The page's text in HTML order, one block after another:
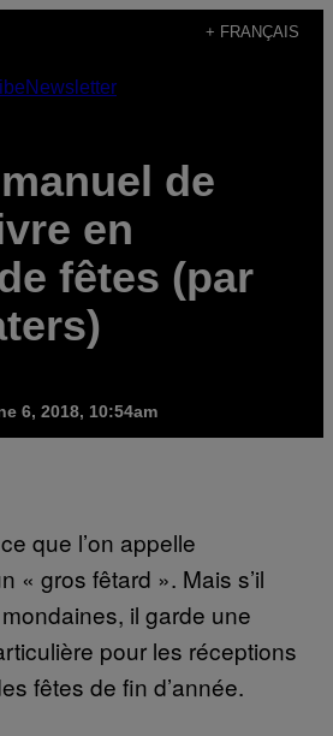
+ FRANÇAIS
Newsletter
de
en
fêtes (par
6, 2018, 10:54am
que l’on appelle
« gros fêtard ». Mais s’il
il garde une
pour les réceptions
fêtes de fin d’année.